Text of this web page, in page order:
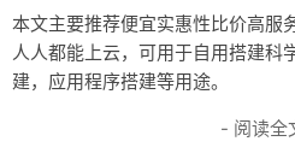
本文主要推荐便宜实惠性比价高服
人人都能上云，可用于自用搭建科
建，应用程序搭建等用途。
- 阅读全